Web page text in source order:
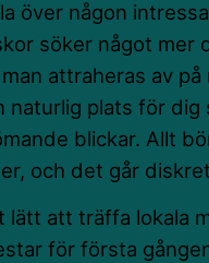
över någon
söker något mer
attraheras av på
naturlig plats för dig
blickar. Allt
och det går
lätt att träffa lokala
för första